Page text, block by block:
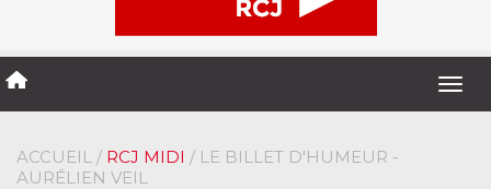
ACCUEIL / RCJ MIDI / LE BILLET D'HUMEUR -
AURÉLIEN VEIL